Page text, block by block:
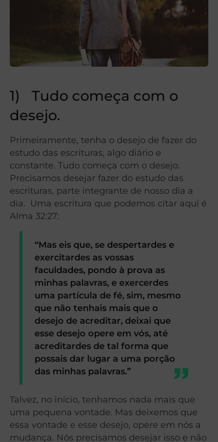
1) Tudo começa com o
desejo.
Primeiramente, tenha o desejo de fazer do
estudo das escrituras, algo diário e
constante. Tudo começa com o desejo.
Precisamos desejar fazer do estudo das
escrituras, parte integrante de nosso dia a
dia. Uma escritura que podemos citar aqui é
Alma 32:27:
“Mas eis que, se despertardes e
exercitardes as vossas
faculdades, pondo à prova as
minhas palavras, e exercerdes
uma partícula de fé, sim, mesmo
que não tenhais mais que o
desejo de acreditar, deixai que
esse desejo opere em vós, até
acreditardes de tal forma que
possais dar lugar a uma porção
das minhas palavras.”
Talvez, no início, tenhamos nada mais que
uma pequena vontade. Mas deixemos que
essa vontade e esse desejo, opere em nós a
mudança. Nós precisamos desejar isso e não